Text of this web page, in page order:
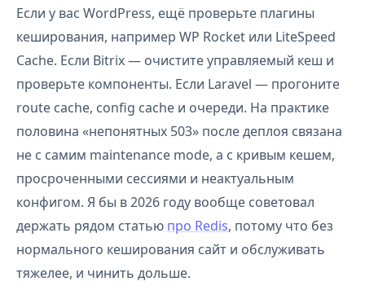
Если у вас WordPress, ещё проверьте плагины
кеширования, например WP Rocket или LiteSpeed
Cache. Если Bitrix — очистите управляемый кеш и
проверьте компоненты. Если Laravel — прогоните
route cache, config cache и очереди. На практике
половина «непонятных 503» после деплоя связана
не с самим maintenance mode, а с кривым кешем,
просроченными сессиями и неактуальным
конфигом. Я бы в 2026 году вообще советовал
держать рядом статью про Redis, потому что без
нормального кеширования сайт и обслуживать
тяжелее, и чинить дольше.